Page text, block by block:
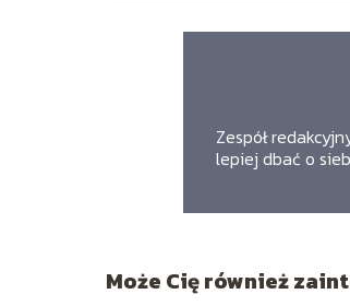
Zespół
lepiej dbać o
Może Cię również